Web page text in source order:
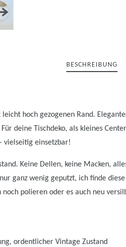
BESCHREIBUNG
hoch gezogenen Rand.
deine Tischdeko, als kleines
vielseitig einsetzbar!
Keine Dellen, keine Macken,
ganz wenig geputzt, ich finde
noch polieren oder es auch neu
ordentlicher Vintage Zustand